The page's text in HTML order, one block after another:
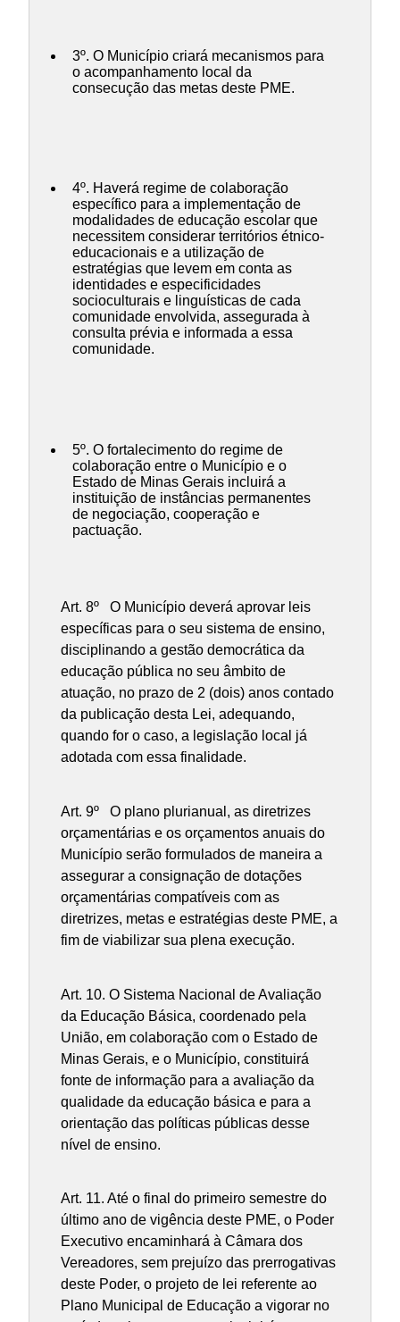
3º. O Município criará mecanismos para
o acompanhamento local da
consecução das metas deste PME.
4º. Haverá regime de colaboração
específico para a implementação de
modalidades de educação escolar que
necessitem considerar territórios étnico-
educacionais e a utilização de
estratégias que levem em conta as
identidades e especificidades
socioculturais e linguísticas de cada
comunidade envolvida, assegurada à
consulta prévia e informada a essa
comunidade.
5º. O fortalecimento do regime de
colaboração entre o Município e o
Estado de Minas Gerais incluirá a
instituição de instâncias permanentes
de negociação, cooperação e
pactuação.
Art. 8º O Município deverá aprovar leis
específicas para o seu sistema de ensino,
disciplinando a gestão democrática da
educação pública no seu âmbito de
atuação, no prazo de 2 (dois) anos contado
da publicação desta Lei, adequando,
quando for o caso, a legislação local já
adotada com essa finalidade.
Art. 9º O plano plurianual, as diretrizes
orçamentárias e os orçamentos anuais do
Município serão formulados de maneira a
assegurar a consignação de dotações
orçamentárias compatíveis com as
diretrizes, metas e estratégias deste PME, a
fim de viabilizar sua plena execução.
Art. 10. O Sistema Nacional de Avaliação
da Educação Básica, coordenado pela
União, em colaboração com o Estado de
Minas Gerais, e o Município, constituirá
fonte de informação para a avaliação da
qualidade da educação básica e para a
orientação das políticas públicas desse
nível de ensino.
Art. 11. Até o final do primeiro semestre do
último ano de vigência deste PME, o Poder
Executivo encaminhará à Câmara dos
Vereadores, sem prejuízo das prerrogativas
deste Poder, o projeto de lei referente ao
Plano Municipal de Educação a vigorar no